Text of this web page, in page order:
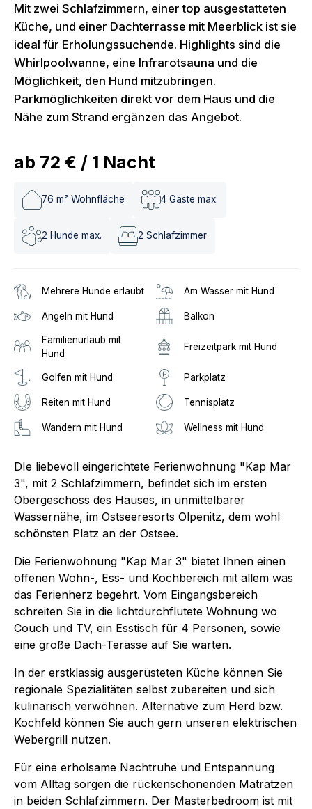
Mit zwei Schlafzimmern, einer top ausgestatteten
Küche, und einer Dachterrasse mit Meerblick ist sie
ideal für Erholungssuchende. Highlights sind die
Whirlpoolwanne, eine Infrarotsauna und die
Möglichkeit, den Hund mitzubringen.
Parkmöglichkeiten direkt vor dem Haus und die
Nähe zum Strand ergänzen das Angebot.
ab 72 € / 1 Nacht
76 m² Wohnfläche 4 Gäste max.
2 Hunde max. 2 Schlafzimmer
Mehrere Hunde erlaubt Am Wasser mit Hund
Angeln mit Hund Balkon
Familienurlaub mit
Hund
Freizeitpark mit Hund
Golfen mit Hund Parkplatz
Reiten mit Hund Tennisplatz
Wandern mit Hund Wellness mit Hund
DIe liebevoll eingerichtete Ferienwohnung "Kap Mar
3", mit 2 Schlafzimmern, befindet sich im ersten
Obergeschoss des Hauses, in unmittelbarer
Wassernähe, im Ostseeresorts Olpenitz, dem wohl
schönsten Platz an der Ostsee.
Die Ferienwohnung "Kap Mar 3" bietet Ihnen einen
offenen Wohn-, Ess- und Kochbereich mit allem was
das Ferienherz begehrt. Vom Eingangsbereich
schreiten Sie in die lichtdurchflutete Wohnung wo
Couch und TV, ein Esstisch für 4 Personen, sowie
eine große Dach-Terasse auf Sie warten.
In der erstklassig ausgerüsteten Küche können Sie
regionale Spezialitäten selbst zubereiten und sich
kulinarisch verwöhnen. Alternative zum Herd bzw.
Kochfeld können Sie auch gern unseren elektrischen
Webergrill nutzen.
Für eine erholsame Nachtruhe und Entspannung
vom Alltag sorgen die rückenschonenden Matratzen
in beiden Schlafzimmern. Der Masterbedroom ist mit